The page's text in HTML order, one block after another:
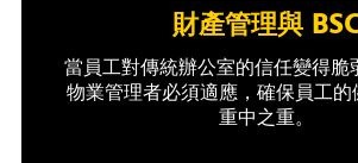
財產管理與
當員工對傳統辦公室的信任變得脆
物業管理者必須適應，確保員工的
重中之重。